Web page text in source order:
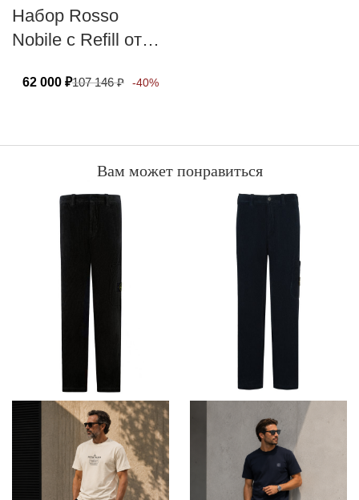
Набор Rosso
Nobile с Refill от
FIRENZE 500 мл
62 000 ₽107 146₽ -40%
Вам может понравиться